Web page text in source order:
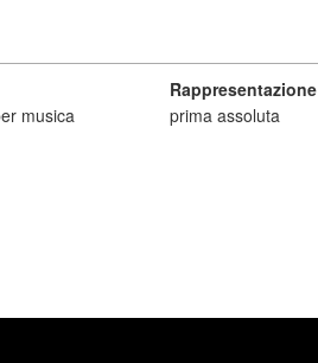
Rappresentazione
musica
prima assoluta